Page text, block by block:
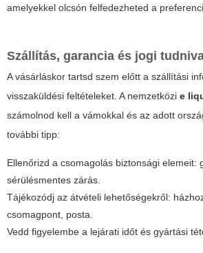
amelyekkel olcsón felfedezheted a
Szállítás, garancia és jogi
A vásárláskor tartsd szem előtt a szállítási
visszaküldési feltételeket. A nemzetközi e
számolnod kell a vámokkal és az adott
további tipp:
Ellenőrizd a csomagolás biztonsági elemeit:
sérülésmentes zárás.
Tájékozódj az átvételi lehetőségekről:
csomagpont, posta.
Vedd figyelembe a lejárati időt és gyártási